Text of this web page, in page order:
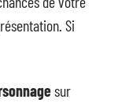
Si
sur